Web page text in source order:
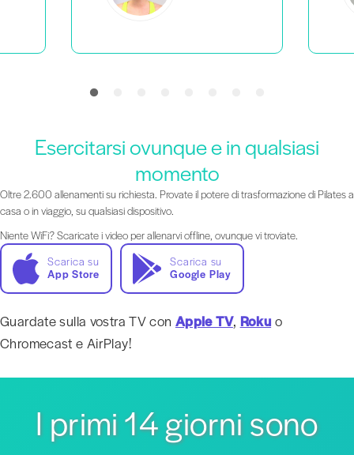
Esercitarsi ovunque e in qualsiasi
momento
Oltre 2.600 allenamenti su richiesta. Provate il potere di trasformazione di Pilates a
casa o in viaggio, su qualsiasi dispositivo.
Niente WiFi? Scaricate i video per allenarvi offline, ovunque vi troviate.
Scarica su
App Store
Scarica su
Google Play
Guardate sulla vostra TV con Apple TV, Roku o
Chromecast e AirPlay!
I primi 14 giorni sono